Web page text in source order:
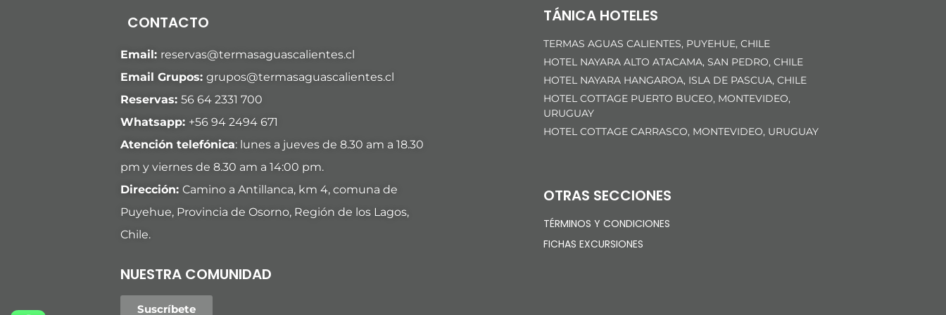
CONTACTO
Email: reservas@termasaguascalientes.cl
Email Grupos: grupos@termasaguascalientes.cl
Reservas: 56 64 2331 700
Whatsapp: +56 94 2494 671
Atención telefónica: lunes a jueves de 8.30 am a 18.30
pm y viernes de 8.30 am a 14:00 pm.
Dirección: Camino a Antillanca, km 4, comuna de
Puyehue, Provincia de Osorno, Región de los Lagos,
Chile.
NUESTRA COMUNIDAD
Suscríbete
TÁNICA HOTELES
TERMAS AGUAS CALIENTES, PUYEHUE, CHILE
HOTEL NAYARA ALTO ATACAMA, SAN PEDRO, CHILE
HOTEL NAYARA HANGAROA, ISLA DE PASCUA, CHILE
HOTEL COTTAGE PUERTO BUCEO, MONTEVIDEO,
URUGUAY
HOTEL COTTAGE CARRASCO, MONTEVIDEO, URUGUAY
OTRAS SECCIONES
TÉRMINOS Y CONDICIONES
FICHAS EXCURSIONES